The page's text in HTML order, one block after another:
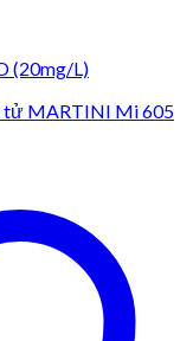
(20mg/L)